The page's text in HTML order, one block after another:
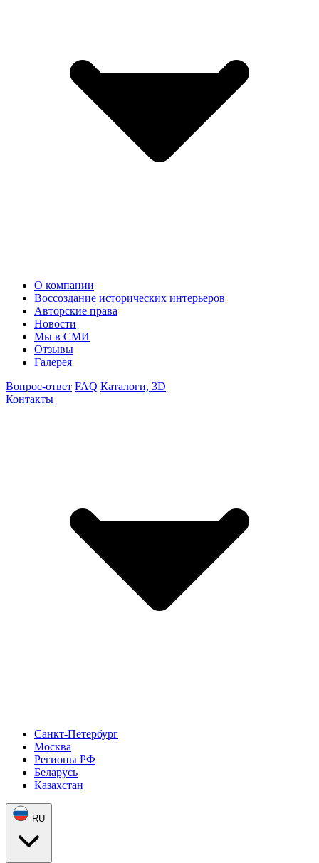
О компании
Воссоздание исторических интерьеров
Авторские права
Новости
Мы в СМИ
Отзывы
Галерея
Вопрос-ответ FAQ Каталоги, 3D
Контакты
Санкт-Петербург
Москва
Регионы РФ
Беларусь
Казахстан
RU